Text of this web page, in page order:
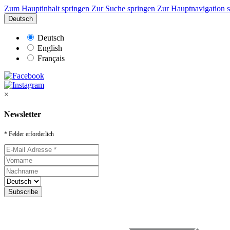
Zum Hauptinhalt springen Zur Suche springen Zur Hauptnavigation
Deutsch
Deutsch
English
Français
×
Newsletter
* Felder erforderlich